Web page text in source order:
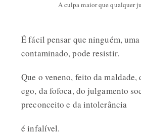
A culpa maior que qualquer
É fácil pensar que ninguém,
contaminado, pode resistir.
Que o veneno, feito da maldade,
ego, da fofoca, do julgamento
preconceito e da intolerância
é infalível.